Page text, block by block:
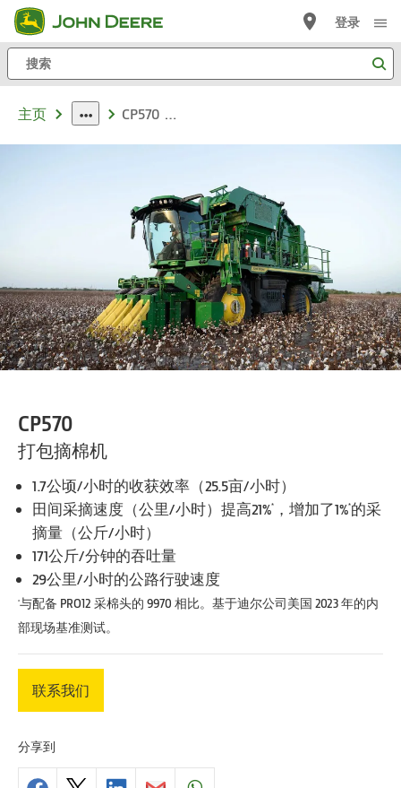
跳
至
主
容
索
登录
主页
dropdown
toggle
CP570 打包摘棉机
CP570
打包摘棉机
1.7公顷/小时的收获效率（25.5亩/小时）
田间采摘速度（公里/小时）提高21%* ，增加了1%*的采
摘量（公斤/小时）
171公斤/分钟的吞吐量
29公里/小时的公路行驶速度
*与配备 PRO12 采棉头的 9970 相比。基于迪尔公司美国 2023 年的内
部现场基准测试。
联系我们
分享到